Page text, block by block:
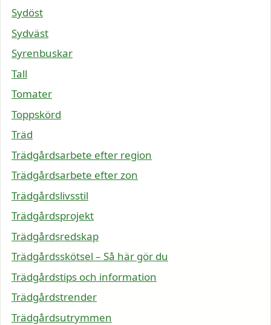
Sydöst
Sydväst
Syrenbuskar
Tall
Tomater
Toppskörd
Träd
Trädgårdsarbete efter region
Trädgårdsarbete efter zon
Trädgårdslivsstil
Trädgårdsprojekt
Trädgårdsredskap
Trädgårdsskötsel – Så här gör du
Trädgårdstips och information
Trädgårdstrender
Trädgårdsutrymmen